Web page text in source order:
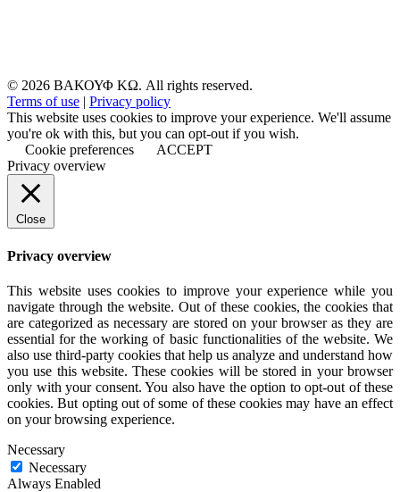
© 2026 ΒΑΚΟΥΦ ΚΩ. All rights reserved.
Terms of use | Privacy policy
This website uses cookies to improve your experience. We'll assume
you're ok with this, but you can opt-out if you wish.
Cookie preferences
ACCEPT
Privacy overview
Close
Privacy overview
This website uses cookies to improve your experience while you
navigate through the website. Out of these cookies, the cookies that
are categorized as necessary are stored on your browser as they are
essential for the working of basic functionalities of the website. We
also use third-party cookies that help us analyze and understand how
you use this website. These cookies will be stored in your browser
only with your consent. You also have the option to opt-out of these
cookies. But opting out of some of these cookies may have an effect
on your browsing experience.
Necessary
Necessary
Always Enabled